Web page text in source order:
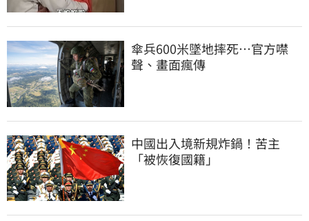
傘兵600米墜地摔死…官方噤
聲、畫面瘋傳
中國出入境新規炸鍋！苦主
「被恢復國籍」